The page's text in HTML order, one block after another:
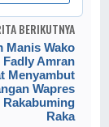
BERIKUTNYA
Manis Wako
Fadly Amran
Menyambut
Wapres
Raka